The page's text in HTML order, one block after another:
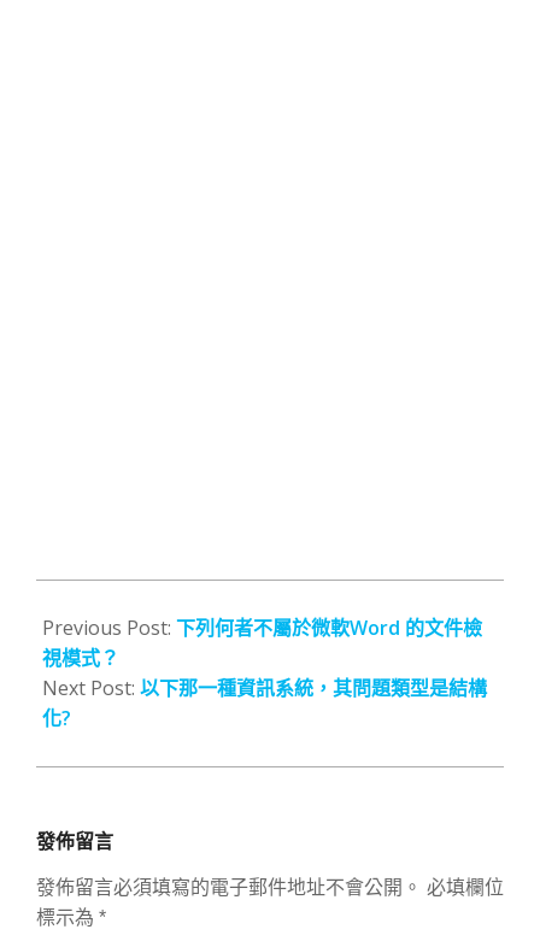
10-
17
Previous Post: 下列何者不屬於微軟Word 的文件檢
視模式？
Next Post: 以下那一種資訊系統，其問題類型是結構
化?
發佈留言
發佈留言必須填寫的電子郵件地址不會公開。 必填欄位
標示為 *